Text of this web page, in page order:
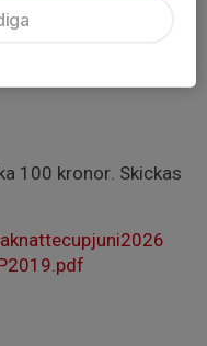
100 kronor. Skickas